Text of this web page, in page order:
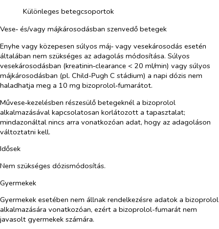
Különleges betegcsoportok
Vese‑ és/vagy májkárosodásban szenvedő betegek
Enyhe vagy közepesen súlyos máj‑ vagy vesekárosodás esetén
általában nem szükséges az adagolás módosítása. Súlyos
vesekárosodásban (kreatinin‑clearance < 20 ml/min) vagy súlyos
májkárosodásban (pl. Child-Pugh C stádium) a napi dózis nem
haladhatja meg a 10 mg bizoprolol‑fumarátot.
Művese‑kezelésben részesülő betegeknél a bizoprolol
alkalmazásával kapcsolatosan korlátozott a tapasztalat;
mindazonáltal nincs arra vonatkozóan adat, hogy az adagoláson
változtatni kell.
Idősek
Nem szükséges dózismódosítás.
Gyermekek
Gyermekek esetében nem állnak rendelkezésre adatok a bizoprolol
alkalmazására vonatkozóan, ezért a bizoprolol-fumarát nem
javasolt gyermekek számára.